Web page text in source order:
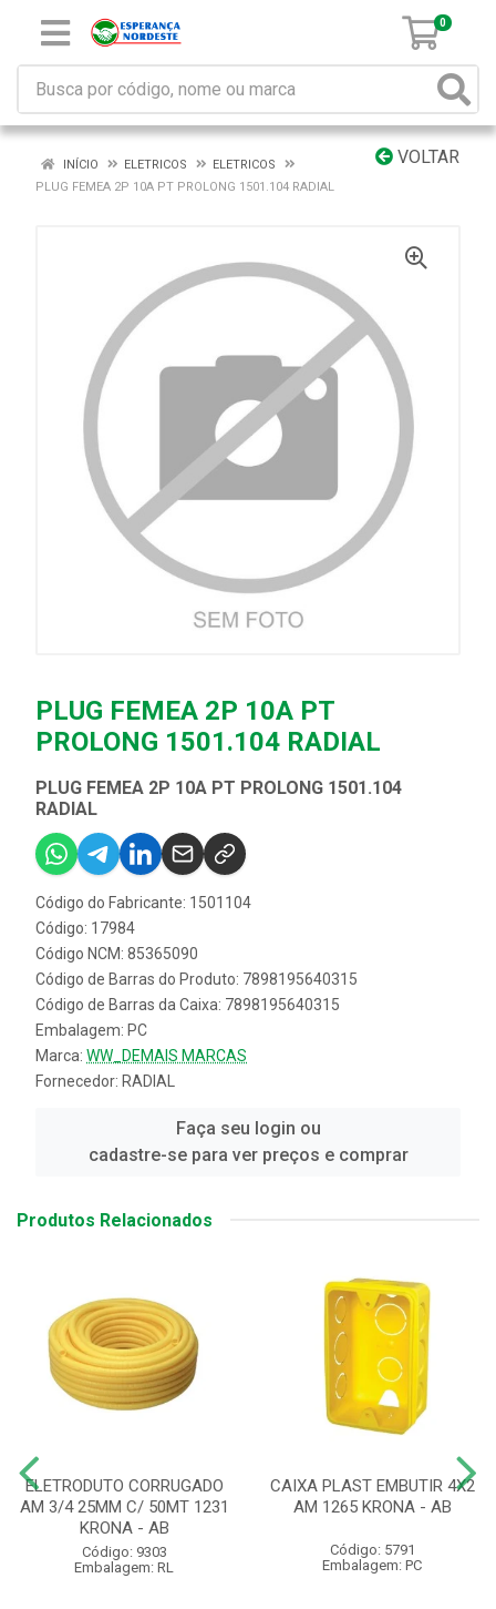
0
VOLTAR
INÍCIO ELETRICOS
ELETRICOS
PLUG FEMEA 2P 10A PT PROLONG 1501.104 RADIAL
PLUG FEMEA 2P 10A PT
PROLONG 1501.104 RADIAL
PLUG FEMEA 2P 10A PT PROLONG 1501.104
RADIAL
Código do Fabricante: 1501104
Código: 17984
Código NCM: 85365090
Código de Barras do Produto: 7898195640315
Código de Barras da Caixa: 7898195640315
Embalagem: PC
Marca: WW_DEMAIS MARCAS
Fornecedor: RADIAL
Faça seu login ou
cadastre-se para ver preços e comprar
Produtos Relacionados
ELETRODUTO CORRUGADO
AM 3/4 25MM C/ 50MT 1231
KRONA - AB
Código: 9303
Embalagem: RL
CAIXA PLAST EMBUTIR 4X2
AM 1265 KRONA - AB
Código: 5791
Embalagem: PC